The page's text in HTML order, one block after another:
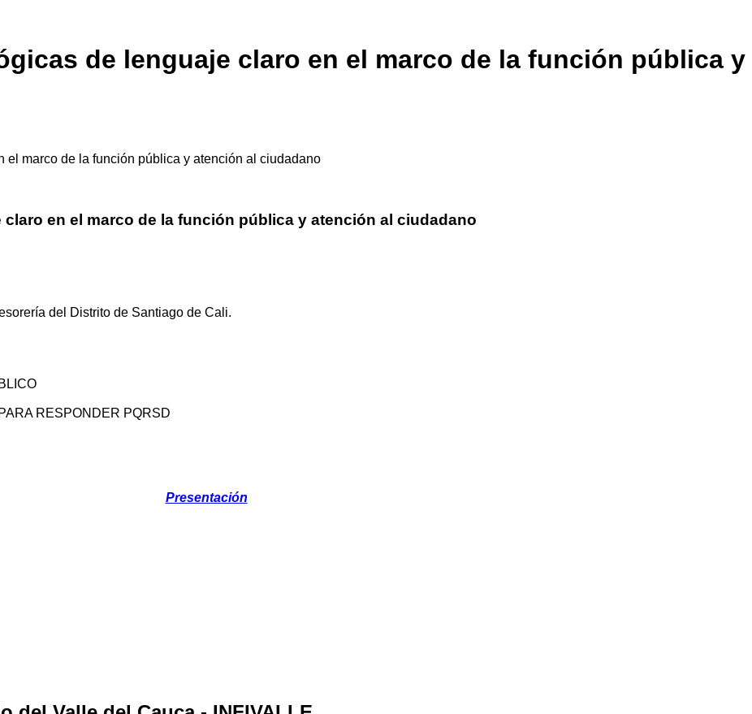
de lenguaje claro en el marco de la función pública y
marco de la función pública y atención al ciudadano
en el marco de la función pública y atención al ciudadano
del Distrito de Santiago de Cali.
RESPONDER PQRSD
Presentación